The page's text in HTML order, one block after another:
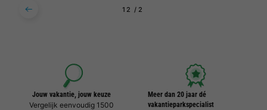
1 2
Jouw vakantie, jouw keuze
Vergelijk eenvoudig 1500
Meer dan 20 jaar dé
vakantieparkspecialist